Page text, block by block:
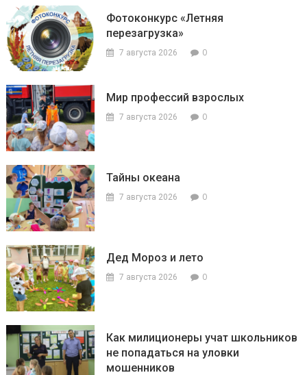
Фотоконкурс «Летняя
перезагрузка»
7 августа 2026 0
Мир профессий взрослых
7 августа 2026 0
Тайны океана
7 августа 2026 0
Дед Мороз и лето
7 августа 2026 0
Как милиционеры учат школьников
не попадаться на уловки
мошенников